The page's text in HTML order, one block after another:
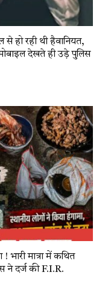
हो रही थी हैवानियत,
देखते ही उड़े पुलिस
भारी मात्रा में कथित
ने दर्ज की F.I.R.